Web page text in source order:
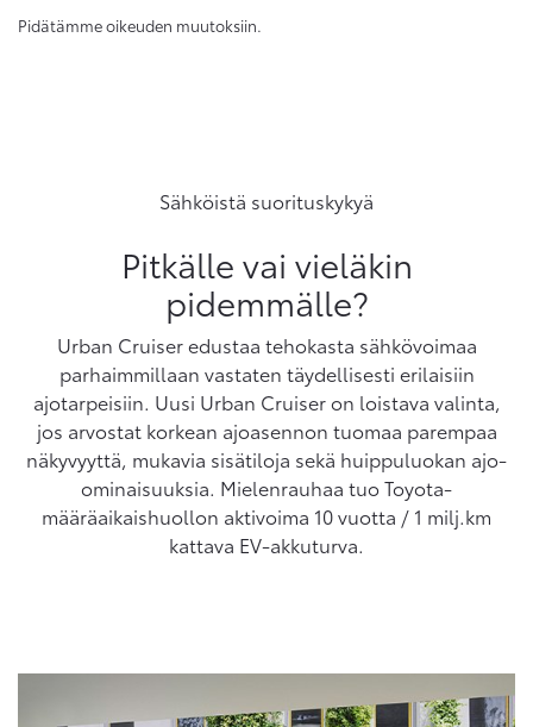
Pidätämme oikeuden muutoksiin.
Sähköistä suorituskykyä
Pitkälle vai vieläkin
pidemmälle?
Urban Cruiser edustaa tehokasta sähkövoimaa
parhaimmillaan vastaten täydellisesti erilaisiin
ajotarpeisiin. Uusi Urban Cruiser on loistava valinta,
jos arvostat korkean ajoasennon tuomaa parempaa
näkyvyyttä, mukavia sisätiloja sekä huippuluokan ajo-
ominaisuuksia. Mielenrauhaa tuo Toyota-
määräaikaishuollon aktivoima 10 vuotta / 1 milj.km
kattava EV-akkuturva.